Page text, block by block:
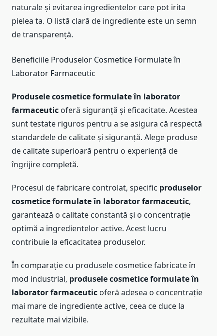
naturale și evitarea ingredientelor care pot irita
pielea ta. O listă clară de ingrediente este un semn
de transparență.
Beneficiile Produselor Cosmetice Formulate în
Laborator Farmaceutic
Produsele cosmetice formulate în laborator
farmaceutic oferă siguranță și eficacitate. Acestea
sunt testate riguros pentru a se asigura că respectă
standardele de calitate și siguranță. Alege produse
de calitate superioară pentru o experiență de
îngrijire completă.
Procesul de fabricare controlat, specific produselor
cosmetice formulate în laborator farmaceutic,
garantează o calitate constantă și o concentrație
optimă a ingredientelor active. Acest lucru
contribuie la eficacitatea produselor.
În comparație cu produsele cosmetice fabricate în
mod industrial, produsele cosmetice formulate în
laborator farmaceutic oferă adesea o concentrație
mai mare de ingrediente active, ceea ce duce la
rezultate mai vizibile.